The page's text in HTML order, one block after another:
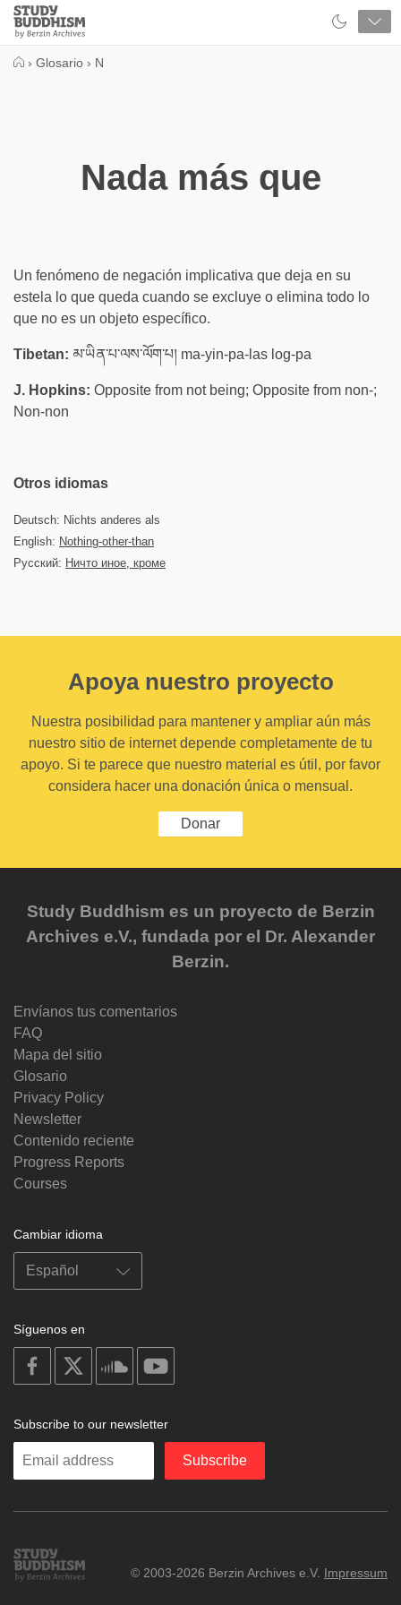
Close
Study
Buddhism
› Glosario › N
Nada más que
Un fenómeno de negación implicativa que deja en su
estela lo que queda cuando se excluye o elimina todo lo
que no es un objeto específico.
Tibetan: མ་ཡིན་པ་ལས་ལོག་པ། ma-yin-pa-las log-pa
J. Hopkins: Opposite from not being; Opposite from non-;
Non-non
Otros idiomas
Deutsch: Nichts anderes als
English: Nothing-other-than
Русский: Ничто иное, кроме
Apoya nuestro proyecto
Nuestra posibilidad para mantener y ampliar aún más
nuestro sitio de internet depende completamente de tu
apoyo. Si te parece que nuestro material es útil, por favor
considera hacer una donación única o mensual.
Donar
Study Buddhism es un proyecto de Berzin
Archives e.V., fundada por el Dr. Alexander
Berzin.
Envíanos tus comentarios
FAQ
Mapa del sitio
Glosario
Privacy Policy
Newsletter
Contenido reciente
Progress Reports
Courses
Cambiar idioma
Síguenos en
on
facebook
soundcloud
Subscribe to our newsletter
Enter
Subscribe
Study
Buddhism
© 2003-2026 Berzin Archives e.V. Impressum